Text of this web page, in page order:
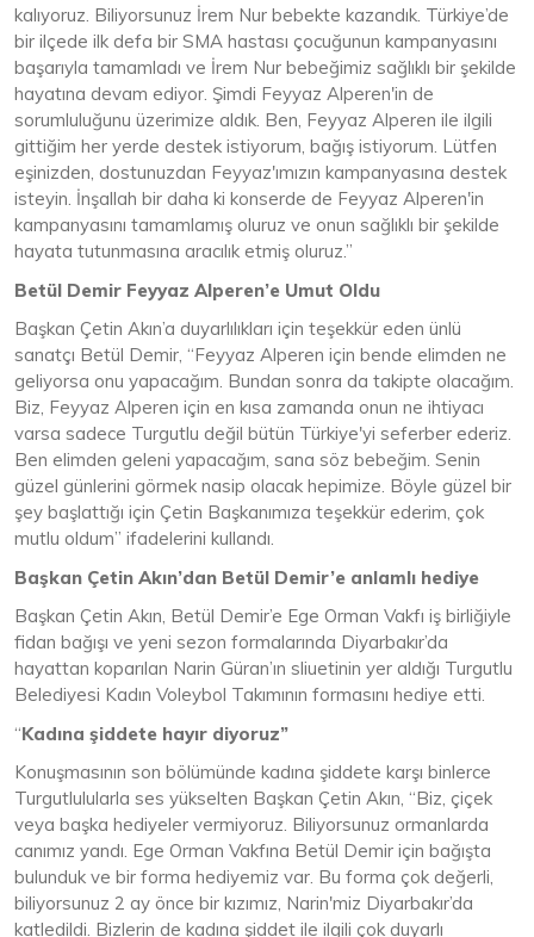
kalıyoruz. Biliyorsunuz İrem Nur bebekte kazandık. Türkiye’de
bir ilçede ilk defa bir SMA hastası çocuğunun kampanyasını
başarıyla tamamladı ve İrem Nur bebeğimiz sağlıklı bir şekilde
hayatına devam ediyor. Şimdi Feyyaz Alperen'in de
sorumluluğunu üzerimize aldık. Ben, Feyyaz Alperen ile ilgili
gittiğim her yerde destek istiyorum, bağış istiyorum. Lütfen
eşinizden, dostunuzdan Feyyaz'ımızın kampanyasına destek
isteyin. İnşallah bir daha ki konserde de Feyyaz Alperen'in
kampanyasını tamamlamış oluruz ve onun sağlıklı bir şekilde
hayata tutunmasına aracılık etmiş oluruz.”
Betül Demir Feyyaz Alperen’e Umut Oldu
Başkan Çetin Akın’a duyarlılıkları için teşekkür eden ünlü
sanatçı Betül Demir, “Feyyaz Alperen için bende elimden ne
geliyorsa onu yapacağım. Bundan sonra da takipte olacağım.
Biz, Feyyaz Alperen için en kısa zamanda onun ne ihtiyacı
varsa sadece Turgutlu değil bütün Türkiye'yi seferber ederiz.
Ben elimden geleni yapacağım, sana söz bebeğim. Senin
güzel günlerini görmek nasip olacak hepimize. Böyle güzel bir
şey başlattığı için Çetin Başkanımıza teşekkür ederim, çok
mutlu oldum” ifadelerini kullandı.
Başkan Çetin Akın’dan Betül Demir’e anlamlı hediye
Başkan Çetin Akın, Betül Demir’e Ege Orman Vakfı iş birliğiyle
fidan bağışı ve yeni sezon formalarında Diyarbakır’da
hayattan koparılan Narin Güran’ın sliuetinin yer aldığı Turgutlu
Belediyesi Kadın Voleybol Takımının formasını hediye etti.
“Kadına şiddete hayır diyoruz”
Konuşmasının son bölümünde kadına şiddete karşı binlerce
Turgutlulularla ses yükselten Başkan Çetin Akın, “Biz, çiçek
veya başka hediyeler vermiyoruz. Biliyorsunuz ormanlarda
canımız yandı. Ege Orman Vakfına Betül Demir için bağışta
bulunduk ve bir forma hediyemiz var. Bu forma çok değerli,
biliyorsunuz 2 ay önce bir kızımız, Narin'miz Diyarbakır’da
katledildi. Bizlerin de kadına şiddet ile ilgili çok duyarlı